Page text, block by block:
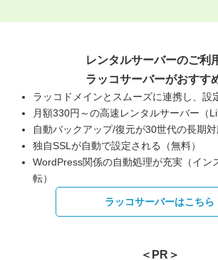
レンタルサーバーのご利
ラッコサーバーがおすす
ラッコドメインとスムーズに連携し、設
月額330円～の高速レンタルサーバー（
自動バックアップ/復元が30世代の長期対
独自SSLが自動で設定される（無料）
WordPress関係の自動処理が充実（イン
転）
ラッコサーバーはこちら
＜PR＞